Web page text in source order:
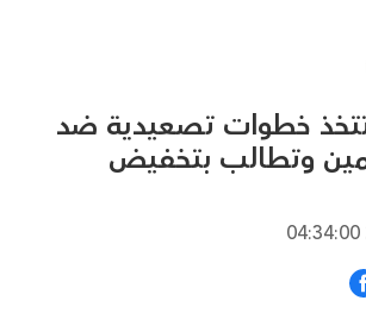
تتخذ خطوات تصعيدية ضد
وتطالب بتخفيض